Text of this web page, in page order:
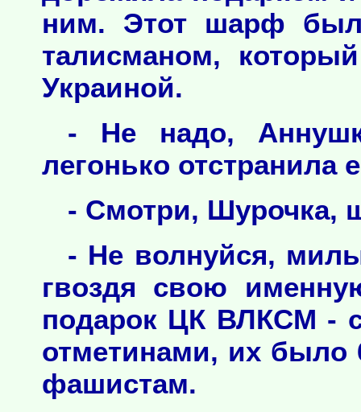
ним. Этот шарф
талисманом,
Украиной.
- Не надо,
легонько отстранила
- Смотри, Шурочка,
- Не волнуйся,
гвоздя свою
подарок ЦК ВЛКСМ -
отметинами, их было
фашистам.